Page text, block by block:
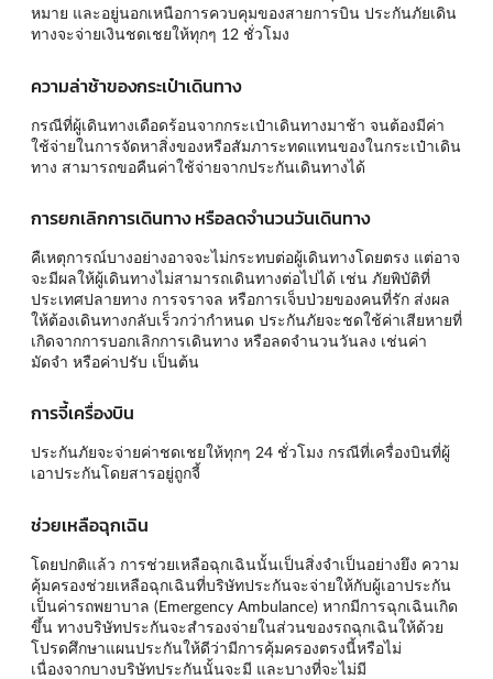
หมาย และอยู่นอกเหนือการควบคุมของสายการบิน ประกันภัยเดิน
ทางจะจ่ายเงินชดเชยให้ทุกๆ 12 ชั่วโมง
ความล่าช้าของกระเป๋าเดินทาง
กรณีที่ผู้เดินทางเดือดร้อนจากกระเป๋าเดินทางมาช้า จนต้องมีค่า
ใช้จ่ายในการจัดหาสิ่งของหรือสัมภาระทดแทนของในกระเป๋าเดิน
ทาง สามารถขอคืนค่าใช้จ่ายจากประกันเดินทางได้
การยกเลิกการเดินทาง หรือลดจำนวนวันเดินทาง
คืเหตุการณ์บางอย่างอาจจะไม่กระทบต่อผู้เดินทางโดยตรง แต่อาจ
จะมีผลให้ผู้เดินทางไม่สามารถเดินทางต่อไปได้ เช่น ภัยพิบัติที่
ประเทศปลายทาง การจราจล หรือการเจ็บป่วยของคนที่รัก ส่งผล
ให้ต้องเดินทางกลับเร็วกว่ากำหนด ประกันภัยจะชดใช้ค่าเสียหายที่
เกิดจากการบอกเลิกการเดินทาง หรือลดจำนวนวันลง เช่นค่า
มัดจำ หรือค่าปรับ เป็นต้น
การจี้เครื่องบิน
ประกันภัยจะจ่ายค่าชดเชยให้ทุกๆ 24 ชั่วโมง กรณีที่เครื่องบินที่ผู้
เอาประกันโดยสารอยู่ถูกจี้
ช่วยเหลือฉุกเฉิน
โดยปกติแล้ว การช่วยเหลือฉุกเฉินนั้นเป็นสิ่งจำเป็นอย่างยึง ความ
คุ้มครองช่วยเหลือฉุกเฉินที่บริษัทประกันจะจ่ายให้กับผู้เอาประกัน
เป็นค่ารถพยาบาล (Emergency Ambulance) หากมีการฉุกเฉินเกิด
ขึ้น ทางบริษัทประกันจะสำรองจ่ายในส่วนของรถฉุกเฉินให้ด้วย
โปรดศึกษาแผนประกันให้ดีว่ามีการคุ้มครองตรงนี้หรือไม่
เนื่องจากบางบริษัทประกันนั้นจะมี และบางที่จะไม่มี